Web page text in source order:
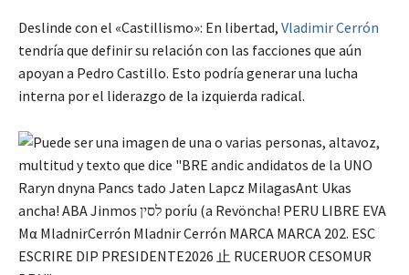
Deslinde con el «Castillismo»: En libertad, Vladimir Cerrón
tendría que definir su relación con las facciones que aún
apoyan a Pedro Castillo. Esto podría generar una lucha
interna por el liderazgo de la izquierda radical.